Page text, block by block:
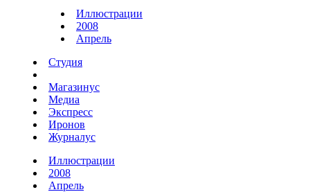
Иллюстрации
2008
Апрель
Студия
Магазинус
Медиа
Экспресс
Иронов
Журналус
Иллюстрации
2008
Апрель